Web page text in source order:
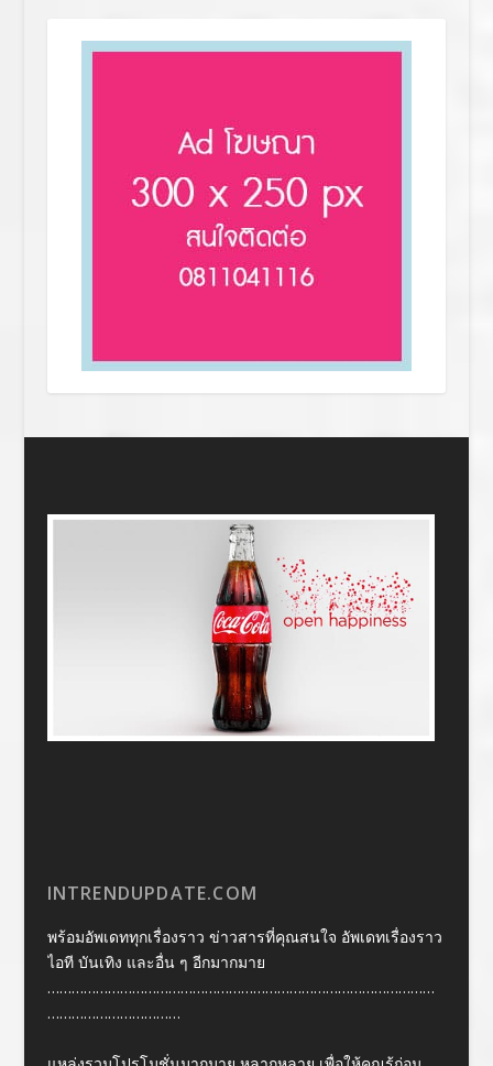
INTRENDUPDATE.COM
พร้อมอัพเดททุกเรื่องราว ข่าวสารที่คุณสนใจ อัพเดทเรื่องราว
ไอที บันเทิง และอื่น ๆ อีกมากมาย
……………………………………………………………………………………
……………………………